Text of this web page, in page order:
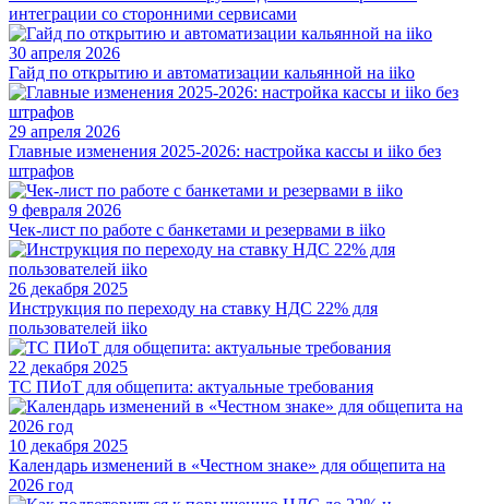
интеграции со сторонними сервисами
30 апреля 2026
Гайд по открытию и автоматизации кальянной на iiko
29 апреля 2026
Главные изменения 2025-2026: настройка кассы и iiko без
штрафов
9 февраля 2026
Чек-лист по работе с банкетами и резервами в iiko
26 декабря 2025
Инструкция по переходу на ставку НДС 22% для
пользователей iiko
22 декабря 2025
ТС ПИоТ для общепита: актуальные требования
10 декабря 2025
Календарь изменений в «Честном знаке» для общепита на
2026 год